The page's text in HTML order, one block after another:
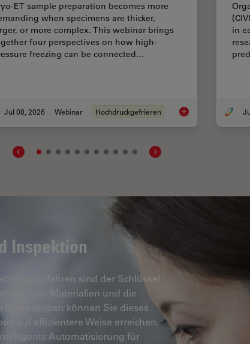
ET sample preparation becomes more
when specimens are thicker,
or more complex. This webinar brings
four perspectives on how high-
freezing can be connected…
Jul 08, 2026 Webinar Hochdruckgefrieren Cryo-ET Sample
in
Inspektion
sind der Schlüssel
von Materialien und die
Mikroskopen können Sie dieses
auf effizientere Weise erreichen.
Automatisierung für